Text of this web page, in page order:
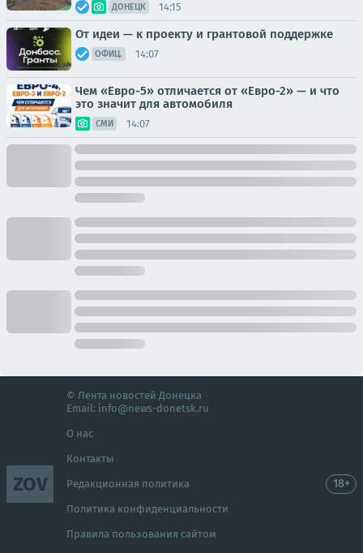
ДОНЕЦК 14:15
От идеи — к проекту и грантовой поддержке
ОФИЦ. 14:07
Чем «Евро-5» отличается от «Евро-2» — и что
это значит для автомобиля
СМИ 14:07
ZOV
© Лента новостей Донецка
Email: info@news-donetsk.ru
О нас
Контакты
Редакционная политика
Политика конфиденциальности
Правила пользования сайтом
18+